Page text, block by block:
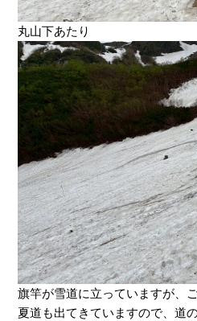
丸山下あたり
旗竿が雪道に立っていますが、
夏道も出てきていますので、道